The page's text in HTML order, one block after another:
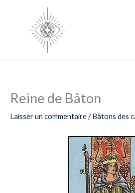
Reine de Bâton
Laisser un commentaire/Bâtons des